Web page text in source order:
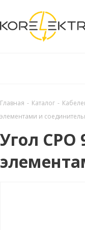
Главная - Каталог -
элементами и
Угол